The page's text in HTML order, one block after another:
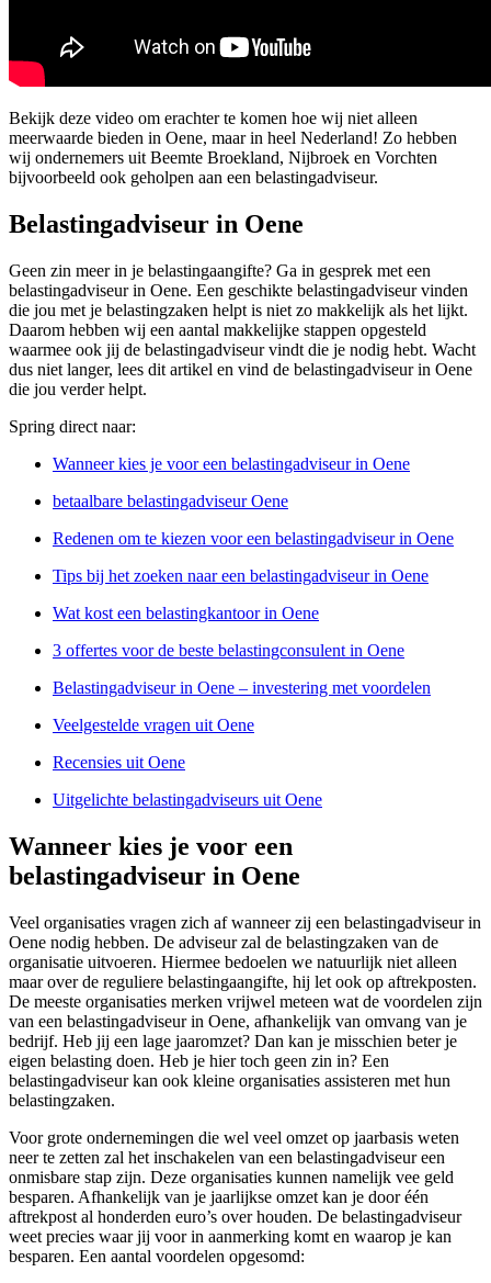
Bekijk deze video om erachter te komen hoe wij niet alleen
meerwaarde bieden in Oene, maar in heel Nederland! Zo hebben
wij ondernemers uit Beemte Broekland, Nijbroek en Vorchten
bijvoorbeeld ook geholpen aan een belastingadviseur.
Belastingadviseur in Oene
Geen zin meer in je belastingaangifte? Ga in gesprek met een
belastingadviseur in Oene. Een geschikte belastingadviseur vinden
die jou met je belastingzaken helpt is niet zo makkelijk als het lijkt.
Daarom hebben wij een aantal makkelijke stappen opgesteld
waarmee ook jij de belastingadviseur vindt die je nodig hebt. Wacht
dus niet langer, lees dit artikel en vind de belastingadviseur in Oene
die jou verder helpt.
Spring direct naar:
Wanneer kies je voor een belastingadviseur in Oene
betaalbare belastingadviseur Oene
Redenen om te kiezen voor een belastingadviseur in Oene
Tips bij het zoeken naar een belastingadviseur in Oene
Wat kost een belastingkantoor in Oene
3 offertes voor de beste belastingconsulent in Oene
Belastingadviseur in Oene – investering met voordelen
Veelgestelde vragen uit Oene
Recensies uit Oene
Uitgelichte belastingadviseurs uit Oene
Wanneer kies je voor een
belastingadviseur in Oene
Veel organisaties vragen zich af wanneer zij een belastingadviseur in
Oene nodig hebben. De adviseur zal de belastingzaken van de
organisatie uitvoeren. Hiermee bedoelen we natuurlijk niet alleen
maar over de reguliere belastingaangifte, hij let ook op aftrekposten.
De meeste organisaties merken vrijwel meteen wat de voordelen zijn
van een belastingadviseur in Oene, afhankelijk van omvang van je
bedrijf. Heb jij een lage jaaromzet? Dan kan je misschien beter je
eigen belasting doen. Heb je hier toch geen zin in? Een
belastingadviseur kan ook kleine organisaties assisteren met hun
belastingzaken.
Voor grote ondernemingen die wel veel omzet op jaarbasis weten
neer te zetten zal het inschakelen van een belastingadviseur een
onmisbare stap zijn. Deze organisaties kunnen namelijk vee geld
besparen. Afhankelijk van je jaarlijkse omzet kan je door één
aftrekpost al honderden euro’s over houden. De belastingadviseur
weet precies waar jij voor in aanmerking komt en waarop je kan
besparen. Een aantal voordelen opgesomd: